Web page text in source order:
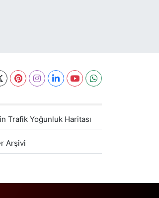
Trafik Yoğunluk Haritası
Arşivi